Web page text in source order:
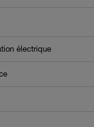
électrique